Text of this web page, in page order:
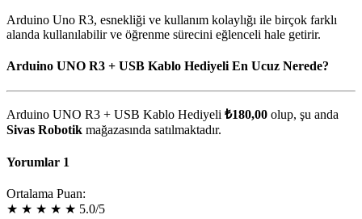
Arduino Uno R3, esnekliği ve kullanım kolaylığı ile birçok farklı
alanda kullanılabilir ve öğrenme sürecini eğlenceli hale getirir.
Arduino UNO R3 + USB Kablo Hediyeli En Ucuz Nerede?
Arduino UNO R3 + USB Kablo Hediyeli ₺180,00 olup, şu anda
Sivas Robotik mağazasında satılmaktadır.
Yorumlar 1
Ortalama Puan:
★ ★ ★ ★ ★ 5.0/5